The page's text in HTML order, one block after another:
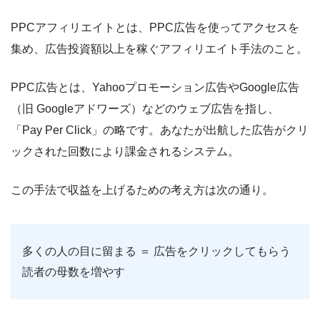
PPCアフィリエイトとは、PPC広告を使ってアクセスを
集め、広告投資額以上を稼ぐアフィリエイト手法のこと。
PPC広告とは、Yahooプロモーション広告やGoogle広告
（旧 Googleアドワーズ）などのウェブ広告を指し、
「Pay Per Click」の略です。あなたが出航した広告がクリ
ックされた回数により課金されるシステム。
この手法で収益を上げるための考え方は次の通り。
多くの人の目に留まる ＝ 広告をクリックしてもらう
読者の母数を増やす